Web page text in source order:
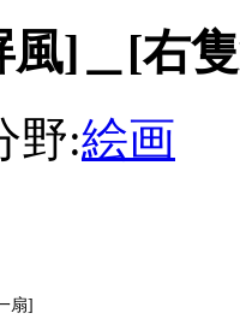
風]＿[右
野:絵画
扇]